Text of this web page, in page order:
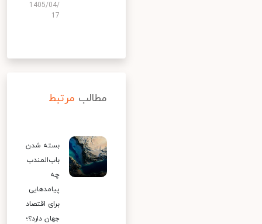
1405/04/
17
مطالب مرتبط
بسته شدن
باب‌المندب
چه
پیامدهایی
برای اقتصاد
جهان دارد؟؛